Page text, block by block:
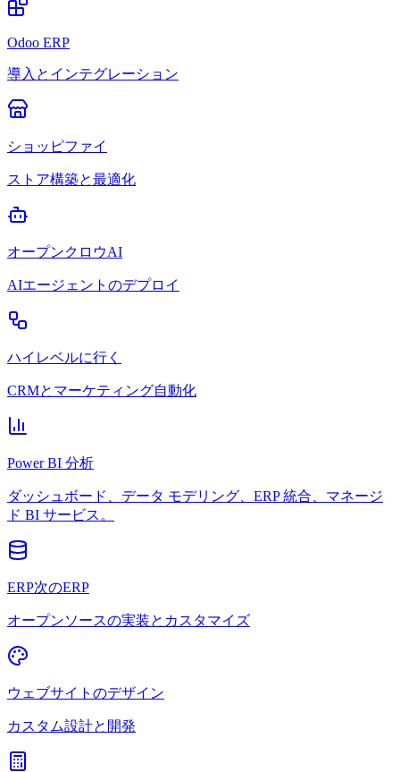
Odoo ERP
導入とインテグレーション
ショッピファイ
ストア構築と最適化
オープンクロウAI
AIエージェントのデプロイ
ハイレベルに行く
CRMとマーケティング自動化
Power BI 分析
ダッシュボード、データ モデリング、ERP 統合、マネージ
ド BI サービス。
ERP次のERP
オープンソースの実装とカスタマイズ
ウェブサイトのデザイン
カスタム設計と開発